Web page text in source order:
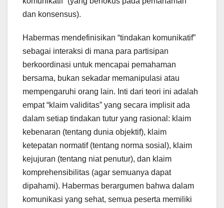
dan konsensus).
Habermas mendefinisikan “tindakan komunikatif”
sebagai interaksi di mana para partisipan
berkoordinasi untuk mencapai pemahaman
bersama, bukan sekadar memanipulasi atau
mempengaruhi orang lain. Inti dari teori ini adalah
empat “klaim validitas” yang secara implisit ada
dalam setiap tindakan tutur yang rasional: klaim
kebenaran (tentang dunia objektif), klaim
ketepatan normatif (tentang norma sosial), klaim
kejujuran (tentang niat penutur), dan klaim
komprehensibilitas (agar semuanya dapat
dipahami). Habermas berargumen bahwa dalam
komunikasi yang sehat, semua peserta memiliki